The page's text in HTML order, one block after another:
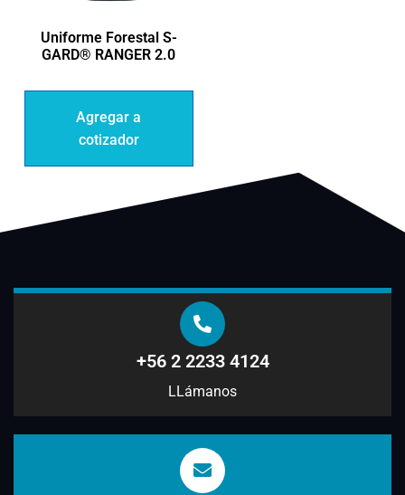
Uniforme Forestal S-
GARD® RANGER 2.0
Agregar a
cotizador
+56 2 2233 4124
LLámanos